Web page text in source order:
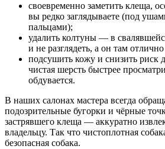
своевременно заметить клеща,
вы редко заглядываете (под
пальцами);
удалить колтуны — в
и не разглядеть, а он там
подсушить кожу и снизить риск
чистая шерсть быстрее
обдувается.
В наших салонах мастера всегда
подозрительные бугорки и чёрные
застрявшего клеща — аккуратно
владельцу. Так что чистоплотная
безопасная собака.